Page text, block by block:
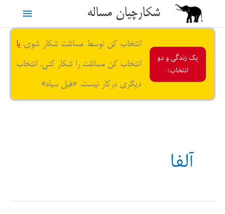
محتوا
شکارچیان مساله
فهرست
یک زندگی و دو
انتخاب:
انتخاب کن توسط مسائلت شکار شوی یا
انتخاب کن مسائلت را شکار کنی. انتخاب
دیگری درکار نیست. «فیل سیاه»
آلفا